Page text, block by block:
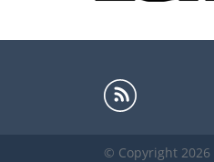
© Copyright 2026